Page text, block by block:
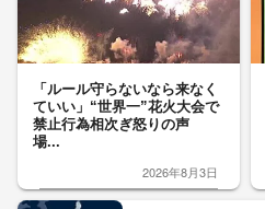
「ルール守らないなら来なく
ていい」“世界一”花火大会で
禁止行為相次ぎ怒りの声
場...
2026年8月3日